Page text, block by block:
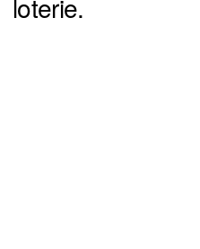
loterie.